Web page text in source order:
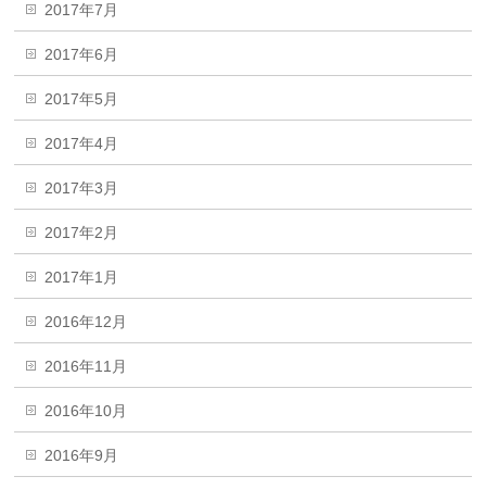
2017年7月
2017年6月
2017年5月
2017年4月
2017年3月
2017年2月
2017年1月
2016年12月
2016年11月
2016年10月
2016年9月